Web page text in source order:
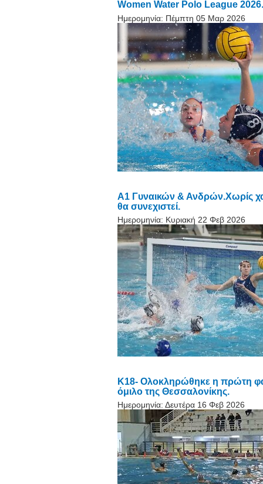
Women Water Polo League
Ημερομηνία: Πέμπτη 05 Μαρ 2026
Α1 Γυναικών & Ανδρών.Χωρίς
θα συνεχιστεί.
Ημερομηνία: Κυριακή 22 Φεβ 2026
Κ18- Ολοκληρώθηκε η πρώτη
όμιλο της Θεσσαλονίκης.
Ημερομηνία: Δευτέρα 16 Φεβ 2026